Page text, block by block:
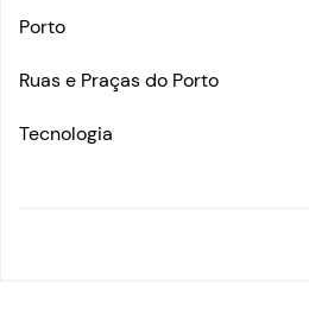
Porto
Ruas e Praças do Porto
Tecnologia